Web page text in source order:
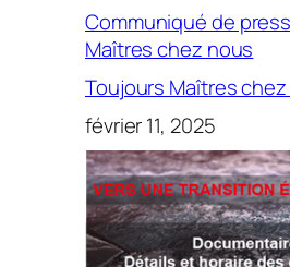
Communiqué de
Maîtres chez nous
Toujours Maîtres
février 11, 2025